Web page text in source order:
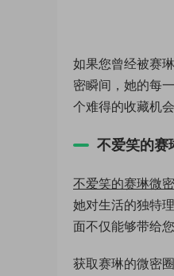
如果您曾经被赛
密瞬间，她的每
个难得的收藏机会
不爱笑的赛
不爱笑的赛琳微
她对生活的独特
面不仅能够带给
获取赛琳的微密